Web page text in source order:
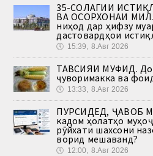
35-СОЛАГИИ
ВА ОСОРХОНАИ
ниҳод дар ҳифзу
дастовардҳои
🕔 15:39, 8.Авг 2026
ТАВСИЯИ МУФИД.
ҷуворимакка ва
🕔 13:33, 8.Авг 2026
ПУРСИДЕД, ҶАВОБ
кадом ҳолатҳо
рӯйхати шахсони
ворид мешаванд?
🕔 12:00, 8.Авг 2026